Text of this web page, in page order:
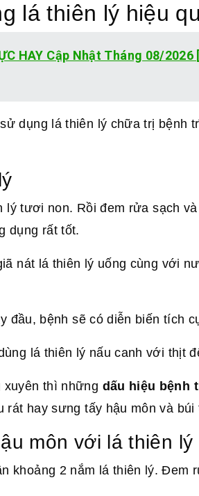
lá thiên lý hiệu
HAY Cập Nhật Tháng 08/2026
dụng lá thiên lý chữa trị bệnh
lý tươi non. Rồi đem rửa sạch
dụng rất tốt.
nát lá thiên lý uống cùng với
đầu, bệnh sẽ có diễn biến tích
lá thiên lý nấu canh với thịt
xuyên thì những dấu hiệu bệnh
rát hay sưng tấy hậu môn và
môn với lá thiên lý
khoảng 2 nắm lá thiên lý. Đem